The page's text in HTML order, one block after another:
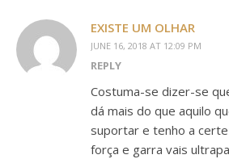
EXISTE UM OLHAR
JUNE 16, 2018 AT 12:09 PM
REPLY
Costuma-se dizer-se
dá mais do que aquilo
suportar e tenho a
força e garra vais